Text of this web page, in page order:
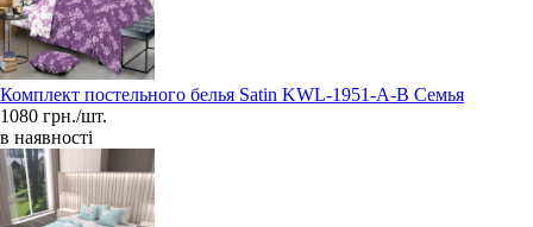
Комплект постельного белья Satin KWL-1951-A-B Семья
1080 грн./шт.
в наявності